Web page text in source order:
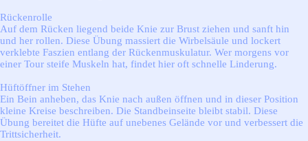
Rückenrolle
Auf dem Rücken liegend beide Knie zur Brust ziehen und sanft hin
und her rollen. Diese Übung massiert die Wirbelsäule und lockert
verklebte Faszien entlang der Rückenmuskulatur. Wer morgens vor
einer Tour steife Muskeln hat, findet hier oft schnelle Linderung.
Hüftöffner im Stehen
Ein Bein anheben, das Knie nach außen öffnen und in dieser Position
kleine Kreise beschreiben. Die Standbeinseite bleibt stabil. Diese
Übung bereitet die Hüfte auf unebenes Gelände vor und verbessert die
Trittsicherheit.